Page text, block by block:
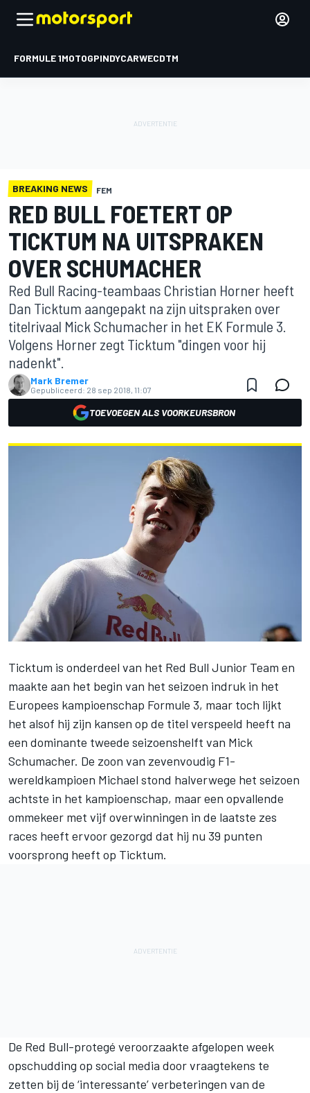
FORMULE 1MOTOGPINDYCARWECDTM
BREAKING NEWS FEM
RED BULL FOETERT OP
TICKTUM NA UITSPRAKEN
OVER SCHUMACHER
Red Bull Racing-teambaas Christian Horner heeft
Dan Ticktum aangepakt na zijn uitspraken over
titelrivaal Mick Schumacher in het EK Formule 3.
Volgens Horner zegt Ticktum "dingen voor hij
nadenkt".
Mark Bremer
Gepubliceerd: 28 sep 2018, 11:07
TOEVOEGEN ALS VOORKEURSBRON
Ticktum is onderdeel van het Red Bull Junior Team en
maakte aan het begin van het seizoen indruk in het
Europees kampioenschap Formule 3, maar toch lijkt
het alsof hij zijn kansen op de titel verspeeld heeft na
een dominante tweede seizoenshelft van Mick
Schumacher. De zoon van zevenvoudig F1-
wereldkampioen Michael stond halverwege het seizoen
achtste in het kampioenschap, maar een opvallende
ommekeer met vijf overwinningen in de laatste zes
races heeft ervoor gezorgd dat hij nu 39 punten
voorsprong heeft op Ticktum.
De Red Bull-protegé veroorzaakte afgelopen week
opschudding op social media door vraagtekens te
zetten bij de ‘interessante’ verbeteringen van de